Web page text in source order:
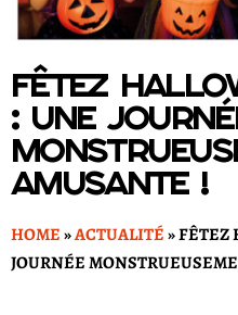
Fêtez
: une
amusante !
HOME»ACTUALITÉ»FÊTEZ
JOURNÉE